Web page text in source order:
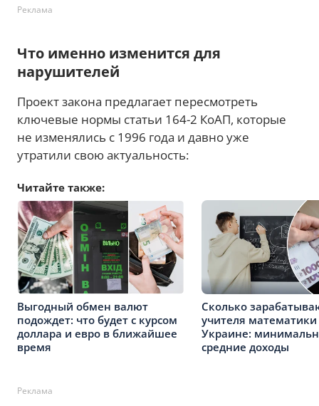
Реклама
Что именно изменится для
нарушителей
Проект закона предлагает пересмотреть
ключевые нормы статьи 164-2 КоАП, которые
не изменялись с 1996 года и давно уже
утратили свою актуальность:
Читайте также:
Выгодный обмен валют
подождет: что будет с курсом
доллара и евро в ближайшее
время
Сколько
учителя математики
Украине:
средние доходы
Реклама